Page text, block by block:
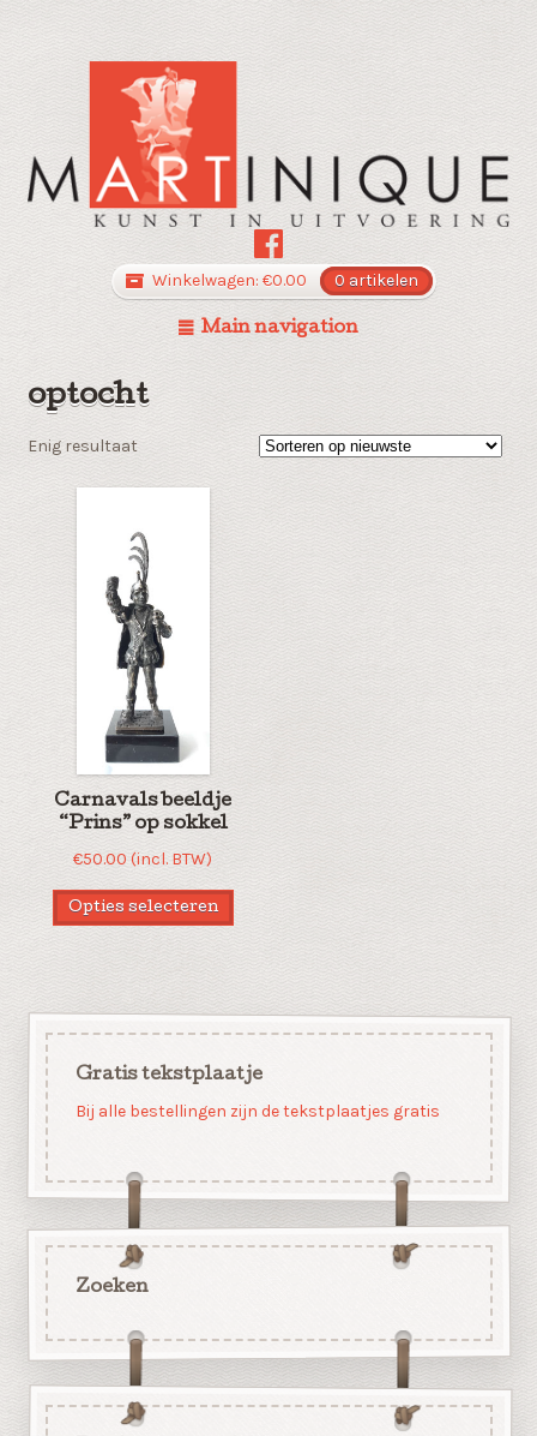
Winkelwagen: €0.00 0 artikelen
Main navigation
optocht
Enig resultaat
Carnavals beeldje
“Prins” op sokkel
€50.00 (incl. BTW)
Opties selecteren
Gratis tekstplaatje
Bij alle bestellingen zijn de tekstplaatjes gratis
Zoeken